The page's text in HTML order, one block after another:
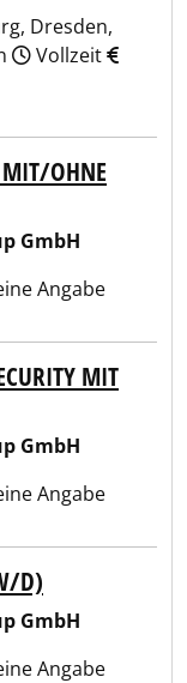
Dresden,
Vollzeit
MIT/OHNE
GmbH
Angabe
MIT
GmbH
Angabe
D)
GmbH
Angabe